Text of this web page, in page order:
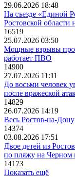
29.06.2026 18:48
На съезде «Единой
Ростовской
16519
25.07.2026 03:50
Мощные взрывы
работает ПВО
14900
27.07.2026 11:11
До восьми человек
после вражеской
14829
26.07.2026 14:19
Весь Ростов-на-
14374
03.08.2026 17:51
Двое детей из
по пляжу на Черном
14173
Показать ещё